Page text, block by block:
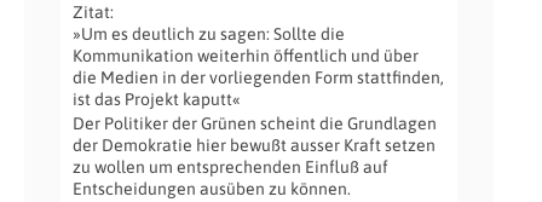
Zitat:
»Um es deutlich zu sagen: Sollte die
Kommunikation weiterhin öffentlich und über
die Medien in der vorliegenden Form stattfinden,
ist das Projekt kaputt«
Der Politiker der Grünen scheint die Grundlagen
der Demokratie hier bewußt ausser Kraft setzen
zu wollen um entsprechenden Einfluß auf
Entscheidungen ausüben zu können.